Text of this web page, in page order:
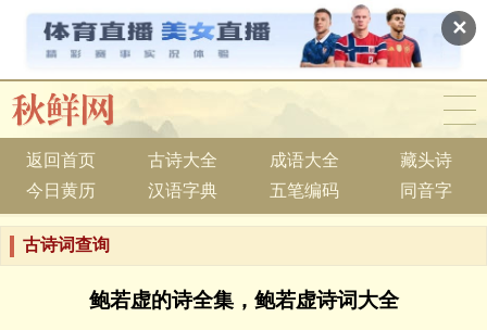
✕
返回首页 古诗大全 成语大全
藏头诗
今日黄历
汉语字典 五笔编码 同音字
古诗词查询
鲍若虚的诗全集，鲍若虚诗词大全